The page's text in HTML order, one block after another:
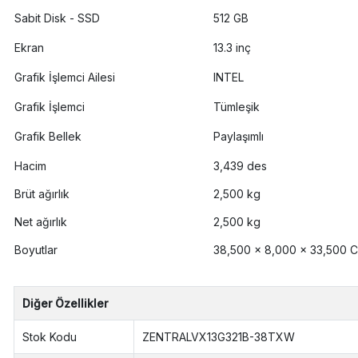
Sabit Disk - SSD 512 GB
Ekran 13.3 inç
Grafik İşlemci Ailesi INTEL
Grafik İşlemci Tümleşik
Grafik Bellek Paylaşımlı
Hacim
Brüt ağırlık
Net ağırlık
Boyutlar
3,439 des
2,500 kg
2,500 kg
38,500 x 8,000 x 33,500
Diğer Özellikler
Stok Kodu ZENTRALVX13G321B-38TXW